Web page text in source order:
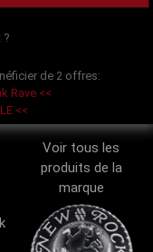
?
de 2 offres:
Rave <<
<<
Voir tous les
produits de la
marque